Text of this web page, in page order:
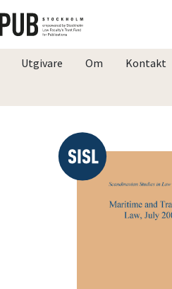
Utgivare Om Kontakt